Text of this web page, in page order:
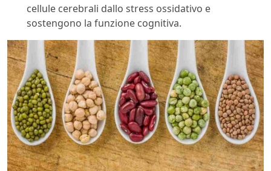
cellule cerebrali dallo stress ossidativo e
sostengono la funzione cognitiva.